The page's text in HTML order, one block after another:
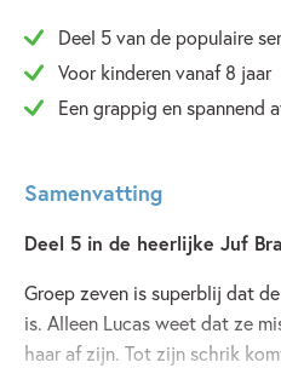
Deel 5 van de populaire
Voor kinderen vanaf 8 jaar
Een grappig en spannend
Samenvatting
Deel 5 in de heerlijke Juf
Groep zeven is superblij dat
is. Alleen Lucas weet dat ze
haar af zijn. Tot zijn schrik